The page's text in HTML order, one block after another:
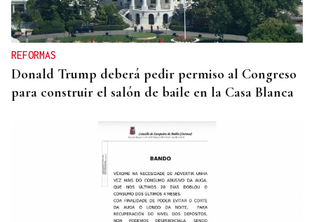
AÑO OTERIANO
Exposición | "Exposición de gancho" y "Mundos
Oterianos desde Caldelas"
REFORMAS
Donald Trump deberá pedir permiso al Congreso
para construir el salón de baile en la Casa Blanca